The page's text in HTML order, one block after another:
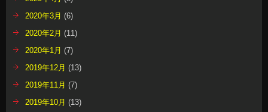
2020年3月 (6)
2020年2月 (11)
2020年1月 (7)
2019年12月 (13)
2019年11月 (7)
2019年10月 (13)